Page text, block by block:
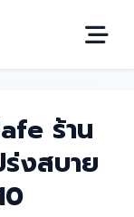
ร้าน
งสบาย